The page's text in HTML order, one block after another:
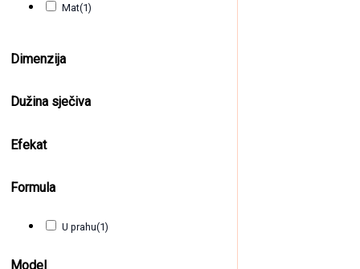
Mat(1)
Dimenzija
Dužina sječiva
Efekat
Formula
U prahu(1)
Model